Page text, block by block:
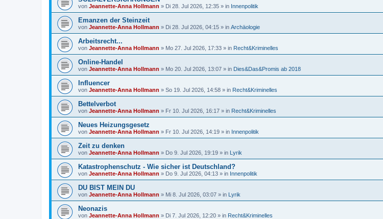
von Jeannette-Anna Hollmann » Di 28. Jul 2026, 12:35 » in Innenpolitik
Emanzen der Steinzeit
von Jeannette-Anna Hollmann » Di 28. Jul 2026, 04:15 » in Archäologie
Arbeitsrecht...
von Jeannette-Anna Hollmann » Mo 27. Jul 2026, 17:33 » in Recht&Kriminelles
Online-Handel
von Jeannette-Anna Hollmann » Mo 20. Jul 2026, 13:07 » in Dies&Das&Promis ab 2018
Influencer
von Jeannette-Anna Hollmann » So 19. Jul 2026, 14:58 » in Recht&Kriminelles
Bettelverbot
von Jeannette-Anna Hollmann » Fr 10. Jul 2026, 16:17 » in Recht&Kriminelles
Neues Heizungsgesetz
von Jeannette-Anna Hollmann » Fr 10. Jul 2026, 14:19 » in Innenpolitik
Zeit zu denken
von Jeannette-Anna Hollmann » Do 9. Jul 2026, 19:19 » in Lyrik
Katastrophenschutz - Wie sicher ist Deutschland?
von Jeannette-Anna Hollmann » Do 9. Jul 2026, 04:13 » in Innenpolitik
DU BIST MEIN DU
von Jeannette-Anna Hollmann » Mi 8. Jul 2026, 03:07 » in Lyrik
Neonazis
von Jeannette-Anna Hollmann » Di 7. Jul 2026, 12:20 » in Recht&Kriminelles